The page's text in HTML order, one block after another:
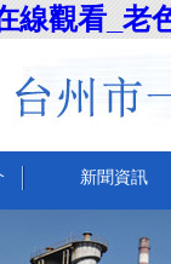
觀看_老
新聞資訊